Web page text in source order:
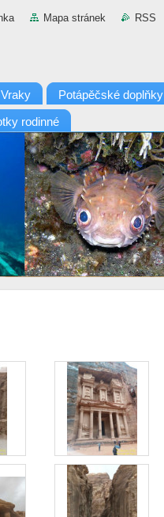
Mapa stránek RSS
Vraky Potápěčské doplňky
rodinné